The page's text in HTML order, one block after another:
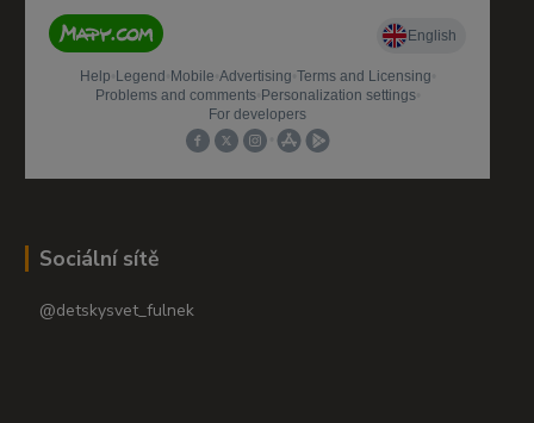
Sociální sítě
@detskysvet_fulnek